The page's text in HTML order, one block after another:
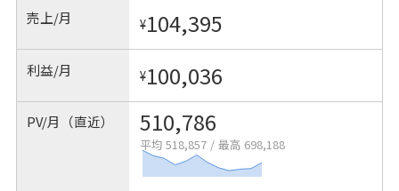
売上/月 ¥104,395
利益/月 ¥100,036
PV/月（直近） 510,786
平均 518,857 / 最高 698,188